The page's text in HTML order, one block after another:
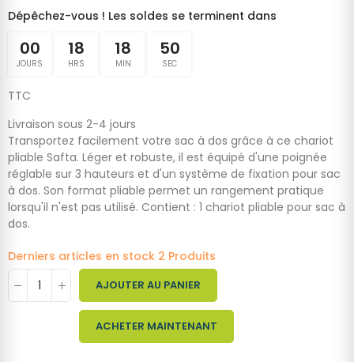
Dépêchez-vous ! Les soldes se terminent dans
00
JOURS
18
HRS
18
MIN
49
SEC
TTC
Livraison sous 2-4 jours
Transportez facilement votre sac à dos grâce à ce chariot
pliable Safta. Léger et robuste, il est équipé d'une poignée
réglable sur 3 hauteurs et d'un système de fixation pour sac
à dos. Son format pliable permet un rangement pratique
lorsqu'il n'est pas utilisé. Contient : 1 chariot pliable pour sac à
dos.
Derniers articles en stock 2 Produits
AJOUTER AU PANIER
ACHETER MAINTENANT